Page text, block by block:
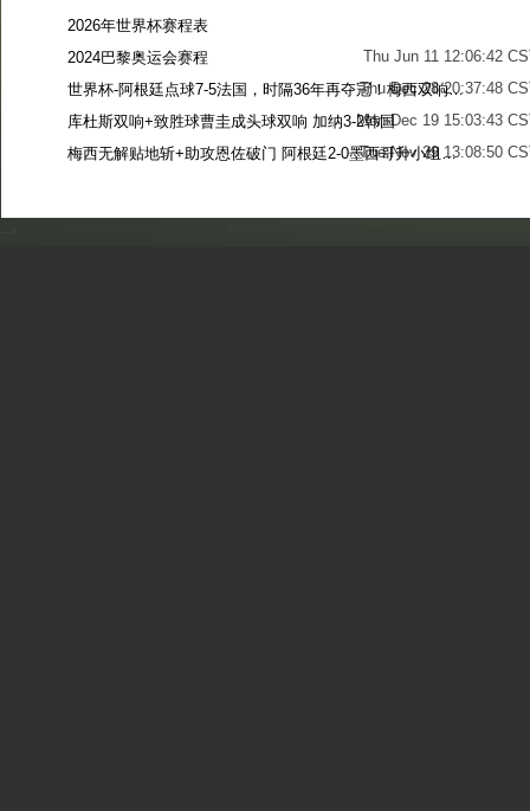
2026年世界杯赛程表
Thu Jun 11 12:06:42
2024巴黎奥运会赛程
Thu Dec 28 20:37:48
世界杯-阿根廷点球7-5法国，时隔36年再夺冠！梅西双响姆巴佩戴帽
Mon Dec 19 15:03:43
库杜斯双响+致胜球曹圭成头球双响 加纳3-2韩国
Tue Nov 29 13:08:50
梅西无解贴地斩+助攻恩佐破门 阿根廷2-0墨西哥升小组第二